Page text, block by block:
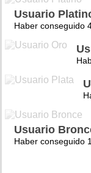
Usuario
Haber conseguido
Usuario
Haber conseguido